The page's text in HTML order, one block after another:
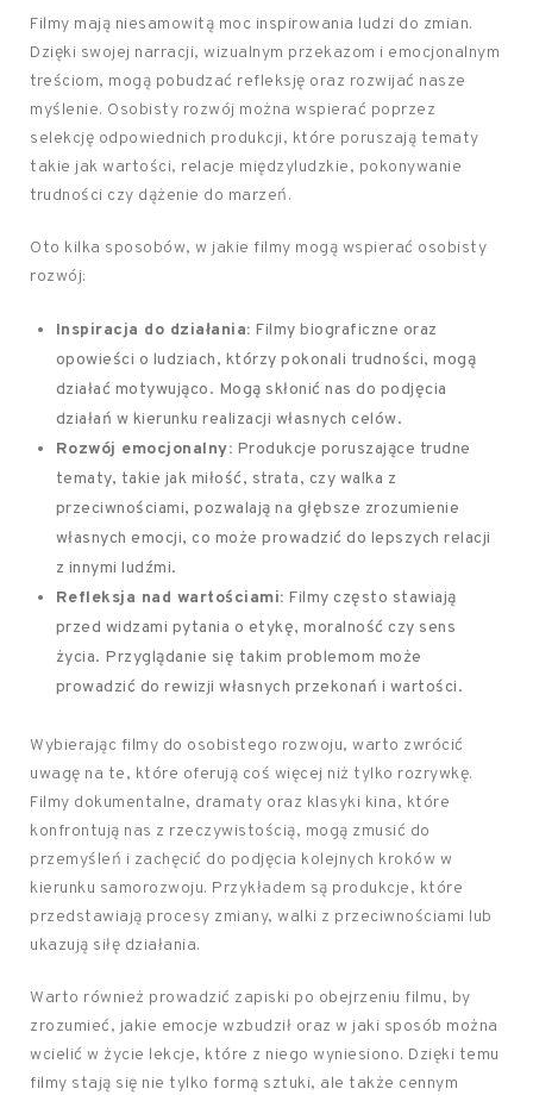
Filmy mają niesamowitą moc inspirowania ludzi do zmian.
Dzięki swojej narracji, wizualnym przekazom i emocjonalnym
treściom, mogą pobudzać refleksję oraz rozwijać nasze
myślenie. Osobisty rozwój można wspierać poprzez
selekcję odpowiednich produkcji, które poruszają tematy
takie jak wartości, relacje międzyludzkie, pokonywanie
trudności czy dążenie do marzeń.
Oto kilka sposobów, w jakie filmy mogą wspierać osobisty
rozwój:
Inspiracja do działania: Filmy biograficzne oraz
opowieści o ludziach, którzy pokonali trudności, mogą
działać motywująco. Mogą skłonić nas do podjęcia
działań w kierunku realizacji własnych celów.
Rozwój emocjonalny: Produkcje poruszające trudne
tematy, takie jak miłość, strata, czy walka z
przeciwnościami, pozwalają na głębsze zrozumienie
własnych emocji, co może prowadzić do lepszych relacji
z innymi ludźmi.
Refleksja nad wartościami: Filmy często stawiają
przed widzami pytania o etykę, moralność czy sens
życia. Przyglądanie się takim problemom może
prowadzić do rewizji własnych przekonań i wartości.
Wybierając filmy do osobistego rozwoju, warto zwrócić
uwagę na te, które oferują coś więcej niż tylko rozrywkę.
Filmy dokumentalne, dramaty oraz klasyki kina, które
konfrontują nas z rzeczywistością, mogą zmusić do
przemyśleń i zachęcić do podjęcia kolejnych kroków w
kierunku samorozwoju. Przykładem są produkcje, które
przedstawiają procesy zmiany, walki z przeciwnościami lub
ukazują siłę działania.
Warto również prowadzić zapiski po obejrzeniu filmu, by
zrozumieć, jakie emocje wzbudził oraz w jaki sposób można
wcielić w życie lekcje, które z niego wyniesiono. Dzięki temu
filmy stają się nie tylko formą sztuki, ale także cennym